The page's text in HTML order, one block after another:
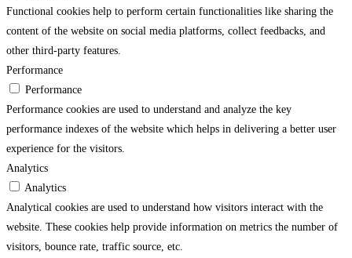
Functional cookies help to perform certain functionalities like sharing the
content of the website on social media platforms, collect feedbacks, and
other third-party features.
Performance
Performance
Performance cookies are used to understand and analyze the key
performance indexes of the website which helps in delivering a better user
experience for the visitors.
Analytics
Analytics
Analytical cookies are used to understand how visitors interact with the
website. These cookies help provide information on metrics the number of
visitors, bounce rate, traffic source, etc.